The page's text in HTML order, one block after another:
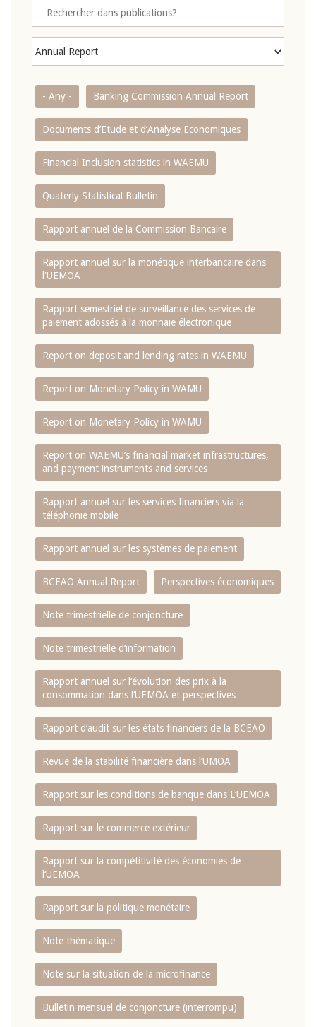
- Any - Banking Commission Annual Report
Documents d’Etude et d’Analyse Economiques
Financial Inclusion statistics in WAEMU
Quaterly Statistical Bulletin
Rapport annuel de la Commission Bancaire
Rapport annuel sur la monétique interbancaire dans
l'UEMOA
Rapport semestriel de surveillance des services de
paiement adossés à la monnaie électronique
Report on deposit and lending rates in WAEMU
Report on Monetary Policy in WAMU
Report on Monetary Policy in WAMU
Report on WAEMU’s financial market infrastructures,
and payment instruments and services
Rapport annuel sur les services financiers via la
téléphonie mobile
Rapport annuel sur les systèmes de paiement
BCEAO Annual Report Perspectives économiques
Note trimestrielle de conjoncture
Note trimestrielle d‘information
Rapport annuel sur l‘évolution des prix à la
consommation dans l‘UEMOA et perspectives
Rapport d‘audit sur les états financiers de la BCEAO
Revue de la stabilité financière dans l‘UMOA
Rapport sur les conditions de banque dans L‘UEMOA
Rapport sur le commerce extérieur
Rapport sur la compétitivité des économies de
l‘UEMOA
Rapport sur la politique monétaire
Note thématique
Note sur la situation de la microfinance
Bulletin mensuel de conjoncture (interrompu)